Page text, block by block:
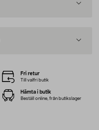
Fri retur
Till valfri butik
Hämta i butik
Beställ online, från butikslager